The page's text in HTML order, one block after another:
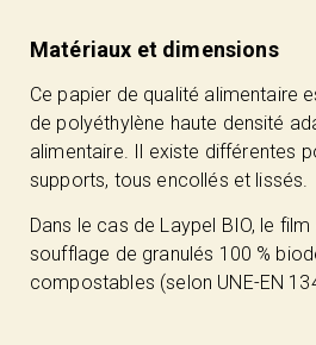
Matériaux et dimensions
Ce papier de qualité alimentaire
de polyéthylène haute densité
alimentaire. Il existe différentes
supports, tous encollés et lissés.
Dans le cas de Laypel BIO, le
soufflage de granulés 100 %
compostables (selon UNE-EN